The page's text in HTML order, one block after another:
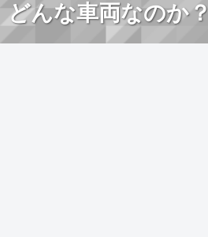
どんな車両なのか？